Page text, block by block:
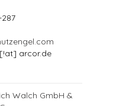
arcor.de
Walch GmbH &